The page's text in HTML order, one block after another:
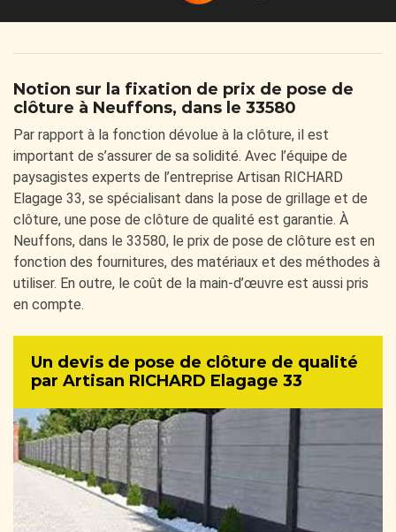
Notion sur la fixation de prix de pose de
clôture à Neuffons, dans le 33580
Par rapport à la fonction dévolue à la clôture, il est
important de s’assurer de sa solidité. Avec l’équipe de
paysagistes experts de l’entreprise Artisan RICHARD
Elagage 33, se spécialisant dans la pose de grillage et de
clôture, une pose de clôture de qualité est garantie. À
Neuffons, dans le 33580, le prix de pose de clôture est en
fonction des fournitures, des matériaux et des méthodes à
utiliser. En outre, le coût de la main-d’œuvre est aussi pris
en compte.
Un devis de pose de clôture de qualité
par Artisan RICHARD Elagage 33